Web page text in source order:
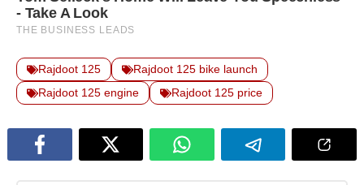
Rajdoot 125
Rajdoot 125 bike launch
Rajdoot 125 engine
Rajdoot 125 price